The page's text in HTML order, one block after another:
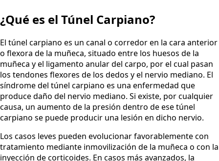
¿Qué es el Túnel Carpiano?
El túnel carpiano es un canal o corredor en la cara anterior
o flexora de la muñeca, situado entre los huesos de la
muñeca y el ligamento anular del carpo, por el cual pasan
los tendones flexores de los dedos y el nervio mediano. El
síndrome del túnel carpiano es una enfermedad que
produce daño del nervio mediano. Si existe, por cualquier
causa, un aumento de la presión dentro de ese túnel
carpiano se puede producir una lesión en dicho nervio.
Los casos leves pueden evolucionar favorablemente con
tratamiento mediante inmovilización de la muñeca o con la
inyección de corticoides. En casos más avanzados, la